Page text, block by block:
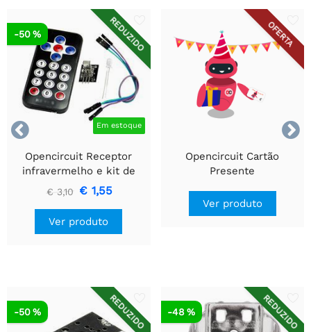


REDUZIDO
Em estoque
-50 %
Opencircuit Receptor
infravermelho e kit de
controle remoto
€ 3,10 € 1,55
Ver produto
OFERTA
Opencircuit Cartão
Presente
Ver produto
REDUZIDO
-50 % REDUZIDO
-48 %